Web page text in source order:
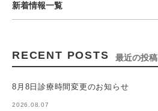
新着情報一覧
RECENT POSTS 最近の投稿
8月8日診療時間変更のお知らせ
2026.08.07